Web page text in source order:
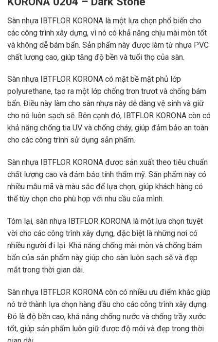
Sàn nhựa IBTFLOR KORONA là một lựa chọn phổ biến cho
các công trình xây dựng, vì nó có khả năng chịu mài mòn tốt
và không dễ bám bẩn. Sản phẩm này được làm từ nhựa PVC
chất lượng cao, giúp tăng độ bền và tuổi thọ của sàn.
Sàn nhựa IBTFLOR KORONA có mặt bề mặt phủ lớp
polyurethane, tạo ra một lớp chống trơn trượt và chống bám
bẩn. Điều này làm cho sàn nhựa này dễ dàng vệ sinh và giữ
cho nó luôn sạch sẽ. Bên cạnh đó, IBTFLOR KORONA còn có
khả năng chống tia UV và chống cháy, giúp đảm bảo an toàn
cho các công trình sử dụng sản phẩm.
Sàn nhựa IBTFLOR KORONA được sản xuất theo tiêu chuẩn
chất lượng cao và đảm bảo tính thẩm mỹ. Sản phẩm này có
nhiều mẫu mã và màu sắc để lựa chọn, giúp khách hàng có
thể tùy chọn cho phù hợp với nhu cầu của mình.
Tóm lại, sàn nhựa IBTFLOR KORONA là một lựa chọn tuyệt
vời cho các công trình xây dựng, đặc biệt là những nơi có
nhiều người đi lại. Khả năng chống mài mòn và chống bám
bẩn của sản phẩm này giúp cho sàn luôn sạch sẽ và đẹp
mắt trong thời gian dài.
Sàn nhựa IBTFLOR KORONA còn có nhiều ưu điểm khác giúp
nó trở thành lựa chọn hàng đầu cho các công trình xây dựng.
Đó là độ bền cao, khả năng chống nước và chống trầy xước
tốt, giúp sản phẩm luôn giữ được độ mới và đẹp trong thời